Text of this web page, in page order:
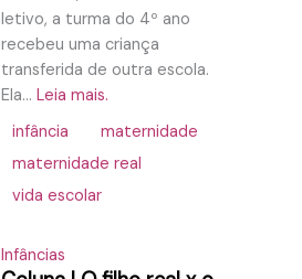
letivo, a turma do 4º ano
recebeu uma criança
transferida de outra escola.
Ela... Leia mais.
infância
maternidade
maternidade real
vida escolar
Infâncias